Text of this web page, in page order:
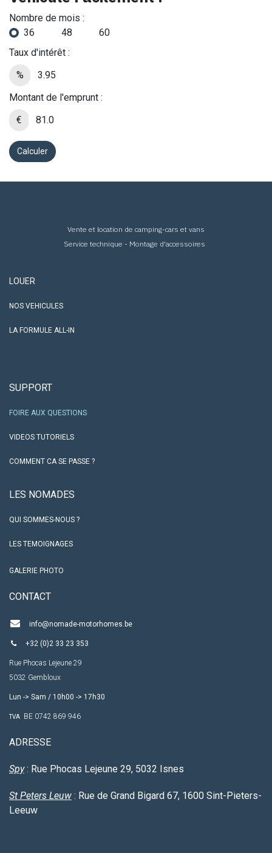
Nombre de mois :
36
48
60
Taux d'intérêt :
%
Montant de l'emprunt :
€
Calculer
Vente et location de camping-cars et vans
Service technique - Montage d'accessoires
LOUER
NOS VEHICULES
LA FORMULE ALL-IN
SUPPORT
FOIRE AUX QUESTIONS
VIDEOS TUTORIELS
COMMENT CA SE PASSE ?
LES NO​MADES
QUI SOMMES-NOUS ?
LES TEMOIGNAGES
GALERIE PHOTO
CO​NTACT
info@nomade-motorhomes.be
+32 (0)2 33 23 353
Rue Phocas Lejeune 29
5032 Gembloux
Lun -> Sam / 10h00 -> 17h30
TVA BE 0742 869 946
ADRESSE
Spy: Rue Phocas Lejeune 29, 5032 Isnes
St Peters Leuw : Rue de Grand Bigard 67, 1600 Sint-Pieters-
Leeuw